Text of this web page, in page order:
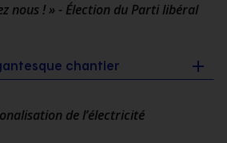
nous ! » - Élection du Parti libéral
chantier
de l’électricité